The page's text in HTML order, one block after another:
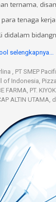
ternama,
tenaga
didalam
selengkapnya...
, PT SMEP
Indonesia, Pizza
FARMA, PT.
ALTIN UTAMA,